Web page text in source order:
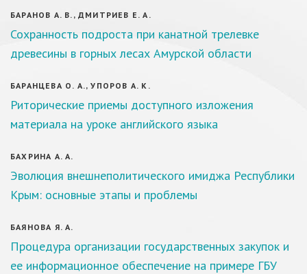
БАРАНОВ А. В., ДМИТРИЕВ Е. А.
Сохранность подроста при канатной трелевке
древесины в горных лесах Амурской области
БАРАНЦЕВА О. А., УПОРОВ А. К.
Риторические приемы доступного изложения
материала на уроке английского языка
БАХРИНА А. А.
Эволюция внешнеполитического имиджа Республики
Крым: основные этапы и проблемы
БАЯНОВА Я. А.
Процедура организации государственных закупок и
ее информационное обеспечение на примере ГБУ